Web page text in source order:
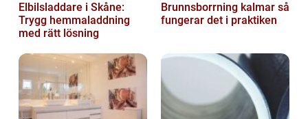
Elbilsladdare i Skåne:
Trygg hemmaladdning
med rätt lösning
Brunnsborrning kalmar så
fungerar det i praktiken